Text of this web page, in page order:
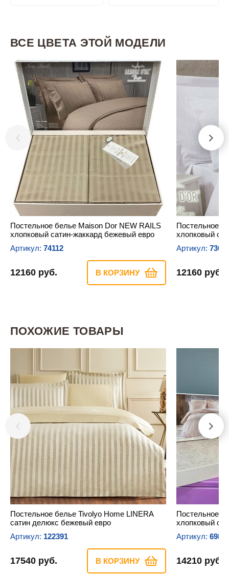
ВСЕ ЦВЕТА ЭТОЙ МОДЕЛИ
Постельное белье Maison Dor NEW RAILS
хлопковый сатин-жаккард бежевый евро
Артикул: 74112
12160 руб. В КОРЗИНУ
Постельное
хлопковый
Артикул:
12160 руб.
ПОХОЖИЕ ТОВАРЫ
Постельное белье Tivolyo Home LINERA
сатин делюкс бежевый евро
Артикул: 122391
17540 руб. В КОРЗИНУ
Постельное
хлопковый
Артикул:
14210 руб.